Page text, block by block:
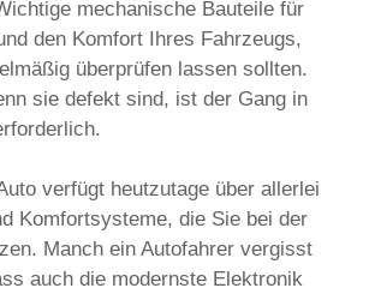
mechanische Bauteile für
den Komfort Ihres Fahrzeugs,
überprüfen lassen sollten.
sie defekt sind, ist der Gang in
verfügt heutzutage über allerlei
Komfortsysteme, die Sie bei der
Manch ein Autofahrer vergisst
auch die modernste Elektronik